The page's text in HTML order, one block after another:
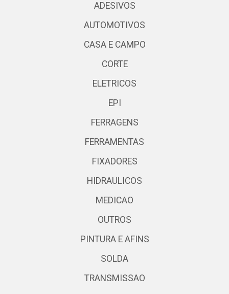
ADESIVOS
AUTOMOTIVOS
CASA E CAMPO
CORTE
ELETRICOS
EPI
FERRAGENS
FERRAMENTAS
FIXADORES
HIDRAULICOS
MEDICAO
OUTROS
PINTURA E AFINS
SOLDA
TRANSMISSAO